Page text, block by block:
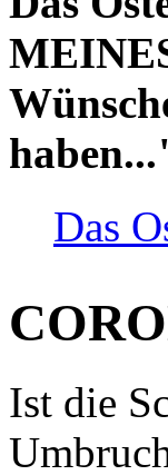
Das
Ist die